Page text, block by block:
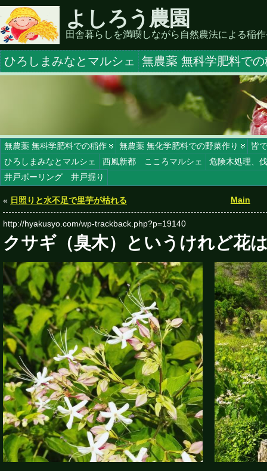
よしろう農園
田舎暮らしを満喫しながら自然農法による稲
ひろしまみなとマルシェ 無農薬 無科学肥料で
無農薬 無科学肥料での稲作 無農薬 無化学肥料での野菜作り
皆
ひろしまみなとマルシェ
西風新都 こころマルシェ
危険木処理、
井戸ボーリング 井戸掘り
« 日照りと水不足で里芋が枯れる Main
http://hyakusyo.com/wp-trackback.php?p=19140
クサギ（臭木）というけれど花